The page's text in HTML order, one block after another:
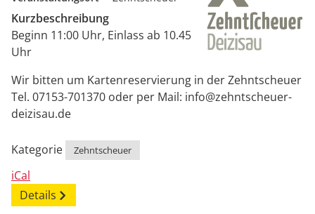
Kurzbeschreibung
Beginn 11:00 Uhr, Einlass ab 10.45
Uhr
Wir bitten um Kartenreservierung in der Zehntscheuer
Tel. 07153-701370 oder per Mail: info@zehntscheuer-
deizisau.de
Kategorie Zehntscheuer
iCal
Details